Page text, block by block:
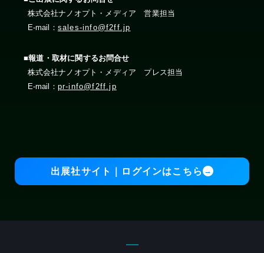
株式会社ナノオプト・メディア 営業担当
E-mail： sales-info@f2ff.jp
■報道・取材に関するお問合せ
株式会社ナノオプト・メディア プレス担当
E-mail： pr-info@f2ff.jp
出展社サイト｜ログインはこちら→